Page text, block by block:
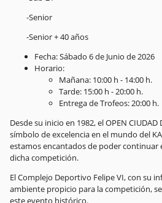
-Senior
-Senior + 40 años
Fecha: Sábado 6 de Junio de 2026
Horario:
Mañana: 10:00 h - 14:00 h.
Tarde: 15:00 h - 20:00 h.
Entrega de Trofeos: 20:00 h.
Desde su inicio en 1982, el OPEN CIUDAD
símbolo de excelencia en el mundo del
estamos encantados de poder continuar
dicha competición.
El Complejo Deportivo Felipe VI, con su
ambiente propicio para la competición,
este evento histórico.